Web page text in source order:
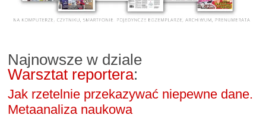
Najnowsze w dziale
Warsztat reportera:
Jak rzetelnie przekazywać niepewne dane.
Metaanaliza naukowa